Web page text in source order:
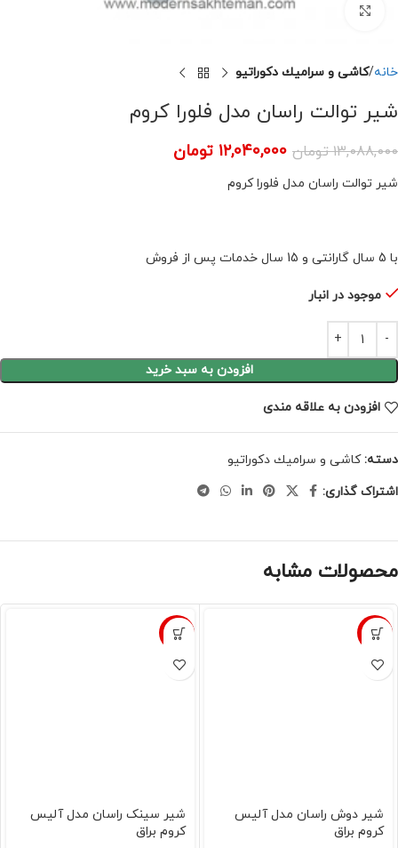
برای بزرگنمایی کلیک کنید
خانه كاشى و سراميك دكوراتيو
شیر توالت راسان مدل فلورا کروم
۱۳,۰۸۸,۰۰۰ تومان ۱۲,۰۴۰,۰۰۰ تومان
شیر توالت راسان مدل فلورا کروم
با 5 سال گارانتی و 15 سال خدمات پس از فروش
موجود در انبار
افزودن به سبد خرید
افزودن به علاقه مندی
دسته: كاشى و سراميك دكوراتيو
اشتراک گذاری:
محصولات مشابه
-8%
شیر دوش راسان مدل آلیس
کروم براق
-8%
شیر سینک راسان مدل آلیس
کروم براق